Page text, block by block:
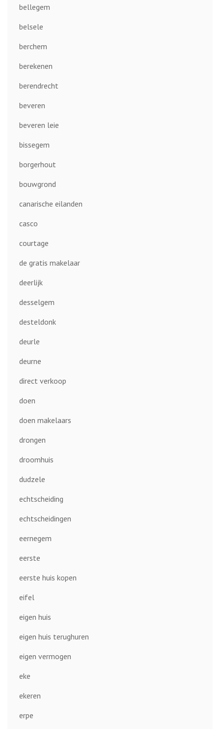
bellegem
belsele
berchem
berekenen
berendrecht
beveren
beveren leie
bissegem
borgerhout
bouwgrond
canarische eilanden
casco
courtage
de gratis makelaar
deerlijk
desselgem
desteldonk
deurle
deurne
direct verkoop
doen
doen makelaars
drongen
droomhuis
dudzele
echtscheiding
echtscheidingen
eernegem
eerste
eerste huis kopen
eifel
eigen huis
eigen huis terughuren
eigen vermogen
eke
ekeren
erpe